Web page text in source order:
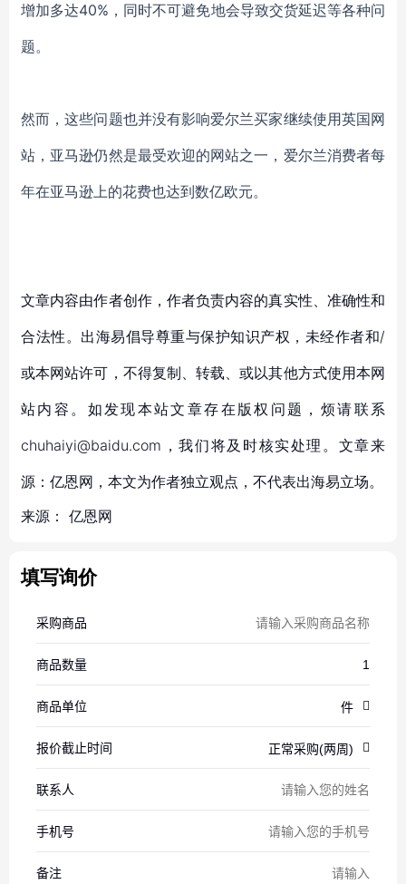
增加多达40%，同时不可避免地会导致交货延迟等各种问
题。
然而，这些问题也并没有影响爱尔兰买家继续使用英国网
站，亚马逊仍然是最受欢迎的网站之一，爱尔兰消费者每
年在亚马逊上的花费也达到数亿欧元。
文章内容由作者创作，作者负责内容的真实性、准确性和
合法性。出海易倡导尊重与保护知识产权，未经作者和/
或本网站许可，不得复制、转载、或以其他方式使用本网
站内容。如发现本站文章存在版权问题，烦请联系
chuhaiyi@baidu.com，我们将及时核实处理。文章来
源：亿恩网，本文为作者独立观点，不代表出海易立场。
来源： 亿恩网
填写询价